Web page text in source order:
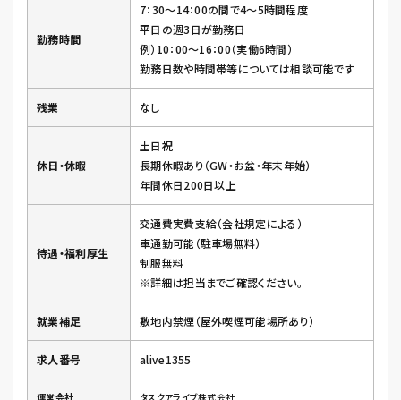
勤務時間
7：30～14：00の間で4～5時間程度
平日の週3日が勤務日
例）10：00～16：00（実働6時間）
勤務日数や時間帯等については相談可能です
残業 なし
休日・休暇
土日祝
長期休暇あり（GW・お盆・年末年始）
年間休日200日以上
待遇・福利厚生
交通費実費支給（会社規定による）
車通勤可能（駐車場無料）
制服無料
※詳細は担当までご確認ください。
就業補足 敷地内禁煙（屋外喫煙可能場所あり）
求人番号 alive1355
運営会社 タスクアライブ株式会社